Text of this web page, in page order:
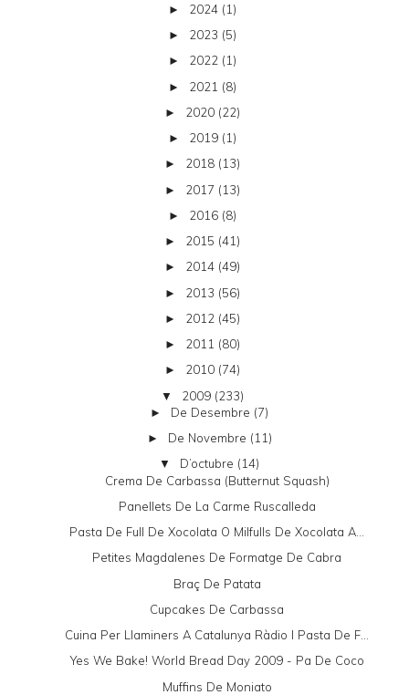
► 2024 (1)
► 2023 (5)
► 2022 (1)
► 2021 (8)
► 2020 (22)
► 2019 (1)
► 2018 (13)
► 2017 (13)
► 2016 (8)
► 2015 (41)
► 2014 (49)
► 2013 (56)
► 2012 (45)
► 2011 (80)
► 2010 (74)
▼ 2009 (233)
► De Desembre (7)
► De Novembre (11)
▼ D’octubre (14)
Crema De Carbassa (butternut Squash)
Panellets De La Carme Ruscalleda
Pasta De Full De Xocolata O Milfulls De Xocolata A...
Petites Magdalenes De Formatge De Cabra
Braç De Patata
Cupcakes De Carbassa
Cuina Per Llaminers A Catalunya Ràdio I Pasta De F...
Yes We Bake! World Bread Day 2009 - Pa De Coco
Muffins De Moniato